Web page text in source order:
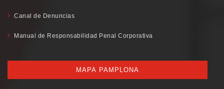
Canal de Denuncias
Manual de Responsabilidad Penal Corporativa
MAPA PAMPLONA